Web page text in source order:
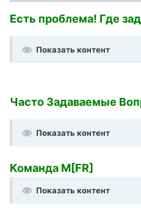
Есть проблема! Где
Показать контент
Часто Задаваемые
Показать контент
Команда M[FR]
Показать контент